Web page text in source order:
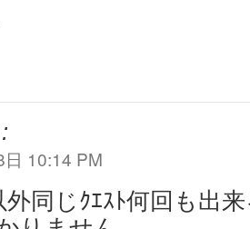
10:14 PM
外同じｸｴｽﾄ何回も出